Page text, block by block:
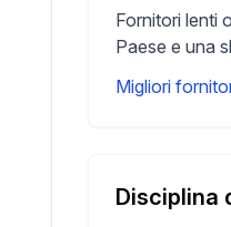
Fornitori lenti
Paese e una
Migliori
Disciplina